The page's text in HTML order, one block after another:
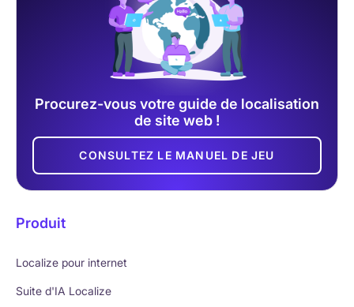
Procurez-vous votre guide de localisation
de site web !
CONSULTEZ LE MANUEL DE JEU
Produit
Localize pour internet
Suite d'IA Localize